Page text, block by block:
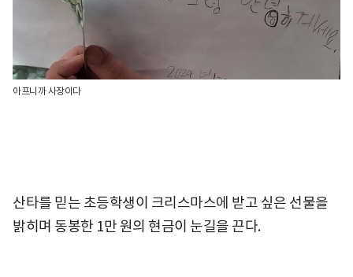
아프니까 사장이다
산타를 믿는 초등학생이 크리스마스에 받고 싶은 선물을
밝히며 동봉한 1만 원의 현금이 눈길을 끈다.